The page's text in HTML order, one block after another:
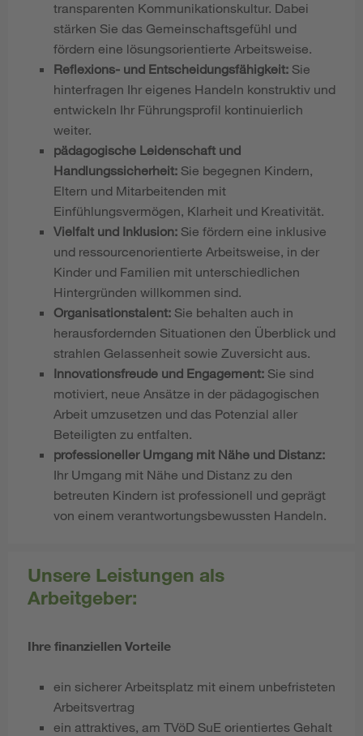
transparenten Kommunikationskultur. Dabei
stärken Sie das Gemeinschaftsgefühl und
fördern eine lösungsorientierte Arbeitsweise.
Reflexions- und Entscheidungsfähigkeit: Sie
hinterfragen Ihr eigenes Handeln konstruktiv und
entwickeln Ihr Führungsprofil kontinuierlich
weiter.
pädagogische Leidenschaft und
Handlungssicherheit: Sie begegnen Kindern,
Eltern und Mitarbeitenden mit
Einfühlungsvermögen, Klarheit und Kreativität.
Vielfalt und Inklusion: Sie fördern eine inklusive
und ressourcenorientierte Arbeitsweise, in der
Kinder und Familien mit unterschiedlichen
Hintergründen willkommen sind.
Organisationstalent: Sie behalten auch in
herausfordernden Situationen den Überblick und
strahlen Gelassenheit sowie Zuversicht aus.
Innovationsfreude und Engagement: Sie sind
motiviert, neue Ansätze in der pädagogischen
Arbeit umzusetzen und das Potenzial aller
Beteiligten zu entfalten.
professioneller Umgang mit Nähe und Distanz:
Ihr Umgang mit Nähe und Distanz zu den
betreuten Kindern ist professionell und geprägt
von einem verantwortungsbewussten Handeln.
Unsere Leistungen als
Arbeitgeber:
Ihre finanziellen Vorteile
ein sicherer Arbeitsplatz mit einem unbefristeten
Arbeitsvertrag
ein attraktives, am TVöD SuE orientiertes Gehalt